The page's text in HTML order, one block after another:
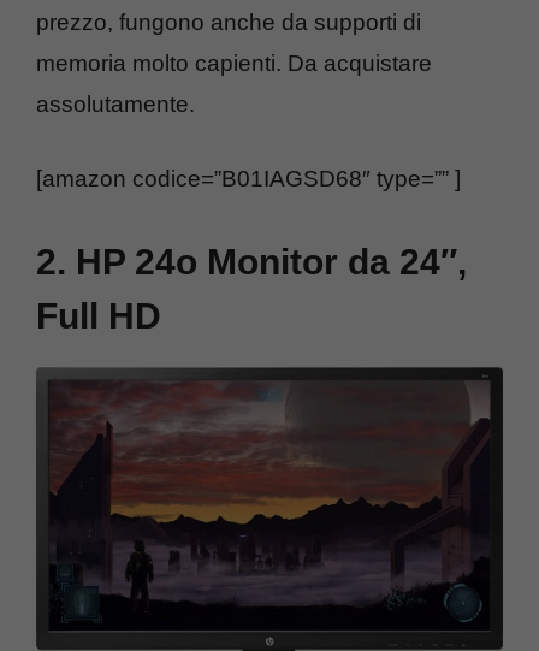
prezzo, fungono anche da supporti di
memoria molto capienti. Da acquistare
assolutamente.
[amazon codice=”B01IAGSD68″ type=”” ]
2. HP 24o Monitor da 24″,
Full HD